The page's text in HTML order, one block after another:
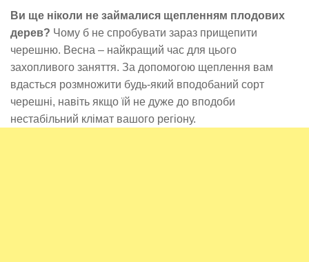
Ви ще ніколи не займалися щепленням плодових
дерев? Чому б не спробувати зараз прищепити
черешню. Весна – найкращий час для цього
захопливого заняття. За допомогою щеплення вам
вдасться розмножити будь-який вподобаний сорт
черешні, навіть якщо їй не дуже до вподоби
нестабільний клімат вашого регіону.